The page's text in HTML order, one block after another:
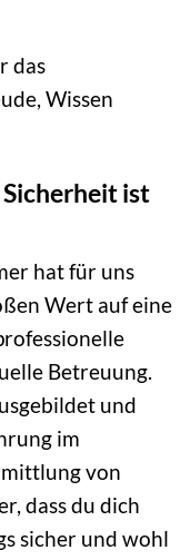
das
Wissen
ist
hat für uns
Wert auf eine
Betreuung.
und
im
von
dass du dich
sicher und wohl